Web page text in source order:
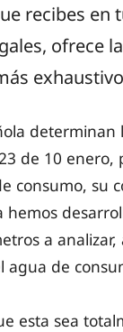
recibes en
ofrece
de 10
consumo, su
a
agua de
esta sea